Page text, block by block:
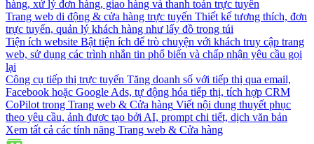
hàng, xử lý đơn hàng, giao hàng và thanh toán trực tuyến
Trang web di động & cửa hàng trực tuyến Thiết kế tương thích, đơn
trực tuyến, quản lý khách hàng như lấy đồ trong túi
Tiện ích website Bật tiện ích để trò chuyện với khách truy cập trang
web, sử dụng các trình nhắn tin phổ biến và chấp nhận yêu cầu gọi
lại
Công cụ tiếp thị trực tuyến Tăng doanh số với tiếp thị qua email,
Facebook hoặc Google Ads, tự động hóa tiếp thị, tích hợp CRM
CoPilot trong Trang web & Cửa hàng Viết nội dung thuyết phục
theo yêu cầu, ảnh được tạo bởi AI, prompt chi tiết, dịch văn bản
Xem tất cả các tính năng Trang web & Cửa hàng